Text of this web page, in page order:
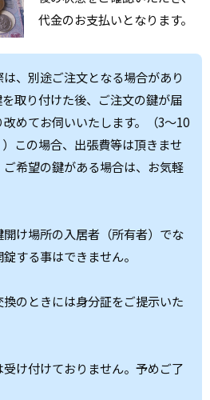
代金のお支払いとなります。
、別途ご注文となる場合があり
取り付けた後、ご注文の鍵が届
めてお伺いいたします。（3～10
この場合、出張費等は頂きませ
希望の鍵がある場合は、お気軽
け場所の入居者（所有者）でな
する事はできません。
のときには身分証をご提示いた
け付けておりません。予めご了